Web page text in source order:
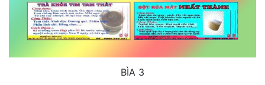
BÌA 3